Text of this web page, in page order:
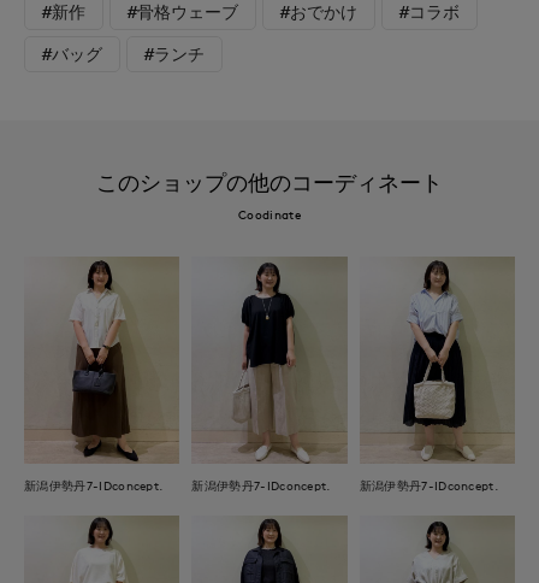
#新作 #骨格ウェーブ #おでかけ #コラボ
#バッグ #ランチ
このショップの他のコーディネート
Coodinate
新潟伊勢丹7-IDconcept. 新潟伊勢丹7-IDconcept. 新潟伊勢丹7-IDconcept.